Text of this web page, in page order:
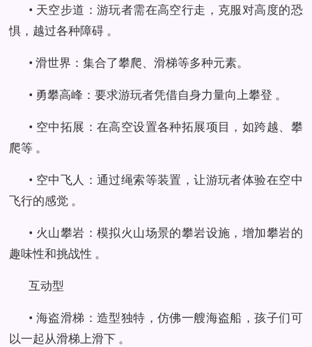
• 天空步道：游玩者需在高空行走，克服对高度的恐
惧，越过各种障碍 。
• 滑世界：集合了攀爬、滑梯等多种元素。
• 勇攀高峰：要求游玩者凭借自身力量向上攀登 。
• 空中拓展：在高空设置各种拓展项目，如跨越、攀
爬等 。
• 空中飞人：通过绳索等装置，让游玩者体验在空中
飞行的感觉 。
• 火山攀岩：模拟火山场景的攀岩设施，增加攀岩的
趣味性和挑战性 。
互动型
• 海盗滑梯：造型独特，仿佛一艘海盗船，孩子们可
以一起从滑梯上滑下 。